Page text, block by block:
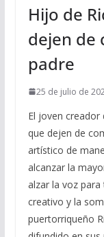
Hijo de
dejen de
padre
25 de julio de
El joven
que dejen de
artístico de
alcanzar la
alzar la voz
creativo y la
puertorriqueño